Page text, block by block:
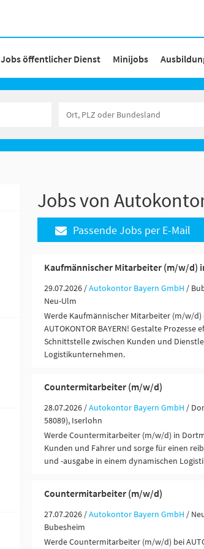
Jobs öffentlicher Dienst Minijobs
Jobs von
Passende Jobs per E-Mail
Kaufmännischer Mitarbeiter (m/w/d)
29.07.2026 /Autokontor Bayern GmbH /
Neu-Ulm
Werde Kaufmännischer Mitarbeiter (m/w/
AUTOKONTOR BAYERN! Gestalte
Schnittstelle zwischen Kunden und
Logistikunternehmen.
Countermitarbeiter (m/w/d)
28.07.2026 /Autokontor Bayern GmbH /
58089), Iserlohn
Werde Countermitarbeiter (m/w/d) in
Kunden und Fahrer und sorge für einen
und -ausgabe in einem dynamischen
Countermitarbeiter (m/w/d)
27.07.2026 /Autokontor Bayern GmbH /
Bubesheim
Werde Countermitarbeiter (m/w/d) bei